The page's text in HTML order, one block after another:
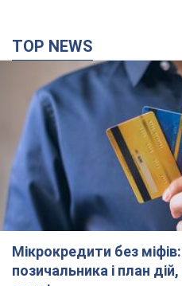
TOP NEWS
Мікрокредити без міфів:
позичальника і план